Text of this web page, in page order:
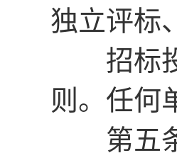
独立评标
招标投
则。任何
第五条